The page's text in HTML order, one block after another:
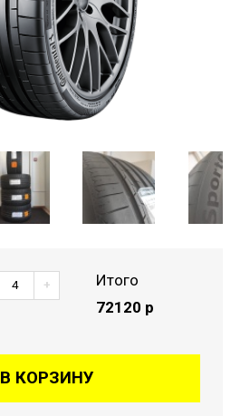
+
Итого
72120 р
В КОРЗИНУ